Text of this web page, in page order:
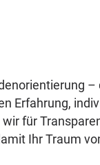
–
Erfahrung,
für
Ihr Traum